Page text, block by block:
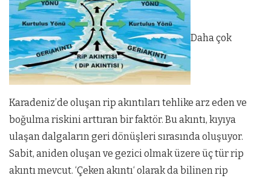
Daha çok
Karadeniz’de oluşan rip akıntıları tehlike arz eden ve
boğulma riskini arttıran bir faktör. Bu akıntı, kıyıya
ulaşan dalgaların geri dönüşleri sırasında oluşuyor.
Sabit, aniden oluşan ve gezici olmak üzere üç tür rip
akıntı mevcut. ‘Çeken akıntı‘ olarak da bilinen rip